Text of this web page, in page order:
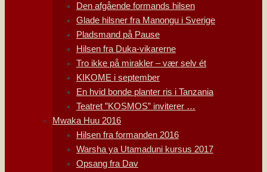
Den afgående formands hilsen
Glade hilsner fra Manongu i Sverige
Pladsmand på Pause
Hilsen fra Duka-vikarerne
Tro ikke på mirakler – vær selv ét
KIKOME i september
En hvid bonde planter ris i Tanzania
Teatret ”KOSMOS” inviterer …
Mwaka Huu 2016
Hilsen fra formanden 2016
Warsha ya Utamaduni kursus 2017
Opsang fra Dav